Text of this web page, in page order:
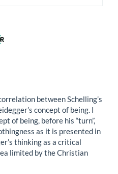
between Schelling’s
concept of being. I
of being, before his “turn”,
as it is presented in
thinking as a critical
limited by the Christian